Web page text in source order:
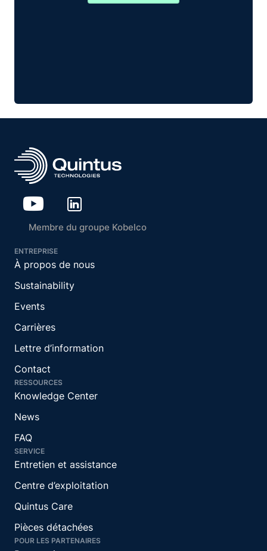
Membre du groupe Kobelco
ENTREPRISE
À propos de nous
Sustainability
Events
Carrières
Lettre d’information
Contact
RESSOURCES
Knowledge Center
News
FAQ
SERVICE
Entretien et assistance
Centre d’exploitation
Quintus Care
Pièces détachées
POUR LES PARTENAIRES